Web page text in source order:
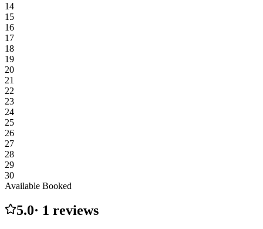
14
15
16
17
18
19
20
21
22
23
24
25
26
27
28
29
30
Available Booked
5.0· 1 reviews